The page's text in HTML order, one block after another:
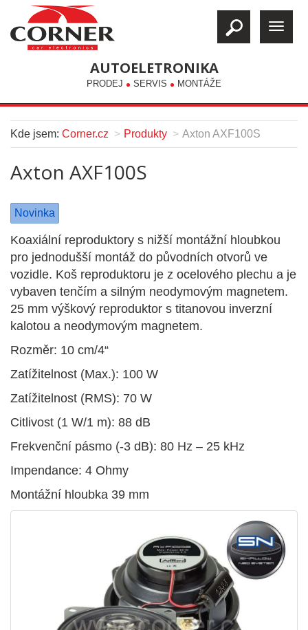
AUTOELETRONIKA
PRODEJ SERVIS MONTÁŽE
Kde jsem: Corner.cz Produkty Axton AXF100S
Axton AXF100S
Novinka
Koaxiální reproduktory s nižší montážní hloubkou
pro jednodušší montáž do původních otvorů ve
vozidle. Koš reproduktoru je z ocelového plechu a je
vybaven tenčím a silným neodymovým magnetem.
25 mm výškový reproduktor s titanovou inverzní
kalotou a neodymovým magnetem.
Rozměr: 10 cm/4“
Zatížitelnost (Max.): 100 W
Zatížitelnost (RMS): 70 W
Citlivost (1 W/1 m): 88 dB
Frekvenční pásmo (-3 dB): 80 Hz – 25 kHz
Impendance: 4 Ohmy
Montážní hloubka 39 mm